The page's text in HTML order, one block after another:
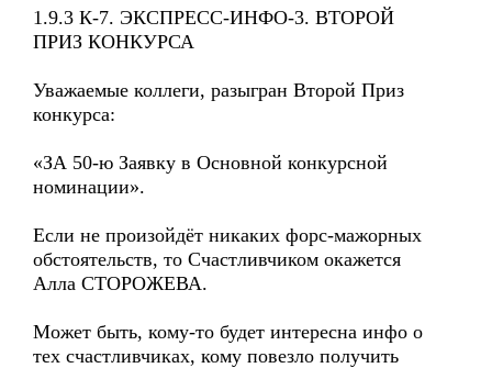
1.9.3 К-7. ЭКСПРЕСС-ИНФО-3. ВТОРОЙ
ПРИЗ КОНКУРСА
Уважаемые коллеги, разыгран Второй Приз
конкурса:
«ЗА 50-ю Заявку в Основной конкурсной
номинации».
Если не произойдёт никаких форс-мажорных
обстоятельств, то Счастливчиком окажется
Алла СТОРОЖЕВА.
Может быть, кому-то будет интересна инфо о
тех счастливчиках, кому повезло получить